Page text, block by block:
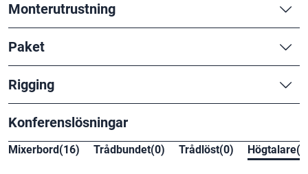
Monterutrustning
Paket
Rigging
Konferenslösningar
Mixerbord(16) Trådbundet(0) Trådlöst(0)